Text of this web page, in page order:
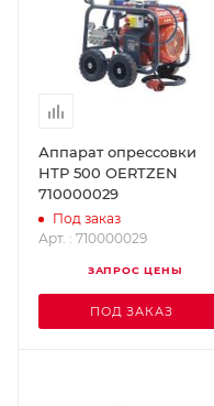
Аппарат опрессовки
НТР 500 OERTZEN
710000029
Под заказ
Арт. : 710000029
ЗАПРОС ЦЕНЫ
ПОД ЗАКАЗ